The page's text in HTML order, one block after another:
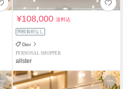
¥108,000送料込
関税負担なし
Dior
PERSONAL SHOPPER
allster